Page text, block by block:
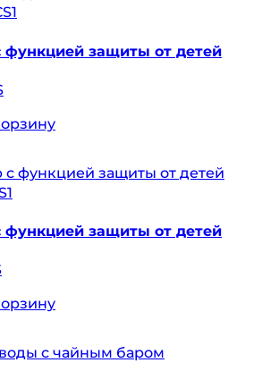
функцией защиты от детей
функцией защиты от детей